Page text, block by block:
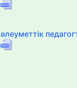
әлеуметтік